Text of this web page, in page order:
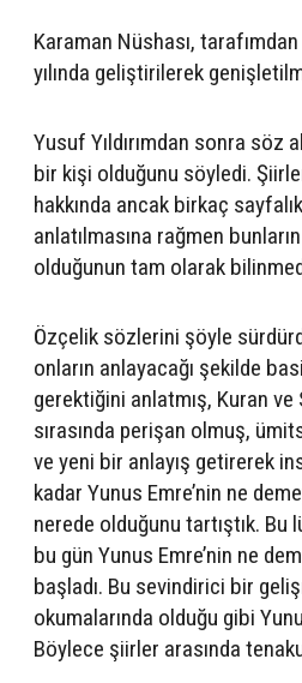
Karaman Nüshası, tarafımdan
yılında geliştirilerek
Yusuf Yıldırımdan sonra söz
bir kişi olduğunu söyledi.
hakkında ancak birkaç
anlatılmasına rağmen
olduğunun tam olarak
Özçelik sözlerini şöyle
onların anlayacağı şekilde
gerektiğini anlatmış, Kuran ve
sırasında perişan olmuş,
ve yeni bir anlayış getirerek
kadar Yunus Emre’nin ne
nerede olduğunu tartıştık.
bu gün Yunus Emre’nin ne
başladı. Bu sevindirici bir
okumalarında olduğu gibi
Böylece şiirler arasında